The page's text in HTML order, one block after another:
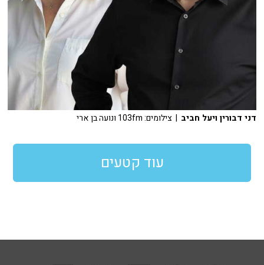
דני דבורין ויעל חביב | צילומים: 103fm ונועה בן ארי
עוד קטעים